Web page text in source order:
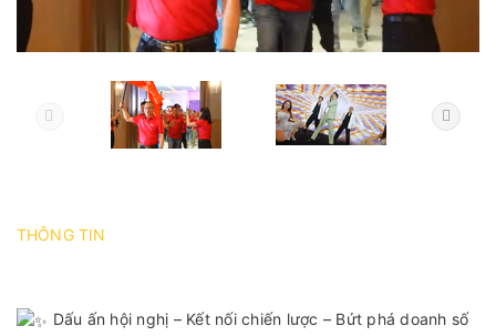
THÔNG TIN
Dấu ấn hội nghị – Kết nối chiến lược – Bứt phá doanh số